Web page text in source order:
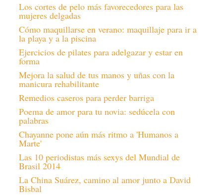
Los cortes de pelo más favorecedores para las
mujeres delgadas
Cómo maquillarse en verano: maquillaje para ir a
la playa y a la piscina
Ejercicios de pilates para adelgazar y estar en
forma
Mejora la salud de tus manos y uñas con la
manicura rehabilitante
Remedios caseros para perder barriga
Poema de amor para tu novia: sedúcela con
palabras
Chayanne pone aún más ritmo a 'Humanos a
Marte'
Las 10 periodistas más sexys del Mundial de
Brasil 2014
La China Suárez, camino al amor junto a David
Bisbal